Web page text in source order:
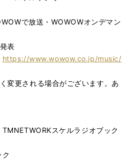
で放送・WOWOWオンデマン
表
https://www.wowow.co.jp/music/
変更される場合がございます。あ
スケルラジオブック